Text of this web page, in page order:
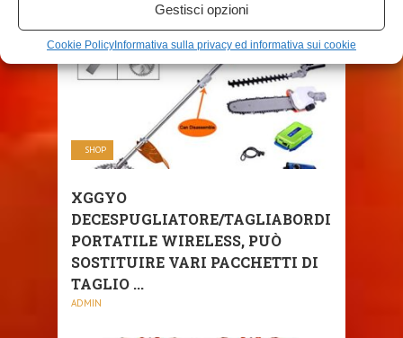
Gestisci opzioni
Cookie PolicyInformativa sulla privacy ed informativa sui cookie
SHOP
XGGYO
DECESPUGLIATORE/TAGLIABORDI
PORTATILE WIRELESS, PUÒ
SOSTITUIRE VARI PACCHETTI DI
TAGLIO ...
ADMIN